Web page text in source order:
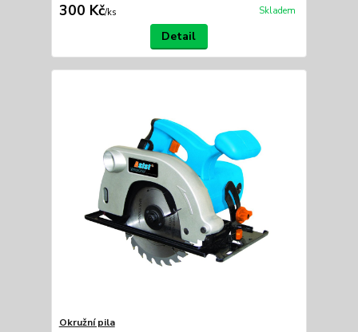
300 Kč/ks Skladem
Detail
Okružní pila